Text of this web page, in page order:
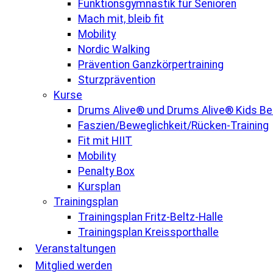
Funktionsgymnastik für Senioren
Mach mit, bleib fit
Mobility
Nordic Walking
Prävention Ganzkörpertraining
Sturzprävention
Kurse
Drums Alive® und Drums Alive® Kids
Faszien/Beweglichkeit/Rücken-Training
Fit mit HIIT
Mobility
Penalty Box
Kursplan
Trainingsplan
Trainingsplan Fritz-Beltz-Halle
Trainingsplan Kreissporthalle
Veranstaltungen
Mitglied werden